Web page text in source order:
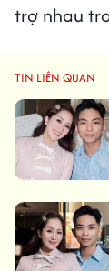
trợ nhau
TIN LIÊN QUAN